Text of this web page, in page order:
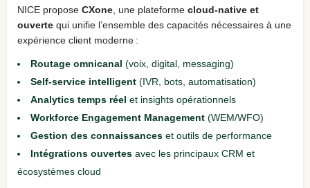
NICE propose CXone , une plateforme cloud‑native et
ouverte qui unifie l’ensemble des capacités nécessaires à une
expérience client moderne :
Routage omnicanal (voix, digital, messaging)
Self‑service intelligent (IVR, bots, automatisation)
Analytics temps réel et insights opérationnels
Workforce Engagement Management (WEM/WFO)
Gestion des connaissances et outils de performance
Intégrations ouvertes avec les principaux CRM et
écosystèmes cloud